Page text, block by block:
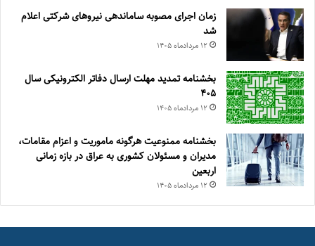
زمان اجرای مصوبه ساماندهی نیروهای شرکتی اعلام
شد
۱۲ مرداد‌ماه ۱۴۰۵
بخشنامه تمدید مهلت ارسال دفاتر الکترونیکی سال
۴۰۵
۱۲ مرداد‌ماه ۱۴۰۵
بخشنامه ممنوعیت هرگونه ماموریت و اعزام مقامات،
مدیران و مسئولان کشوری به عراق در بازه زمانی
اربعین
۱۲ مرداد‌ماه ۱۴۰۵